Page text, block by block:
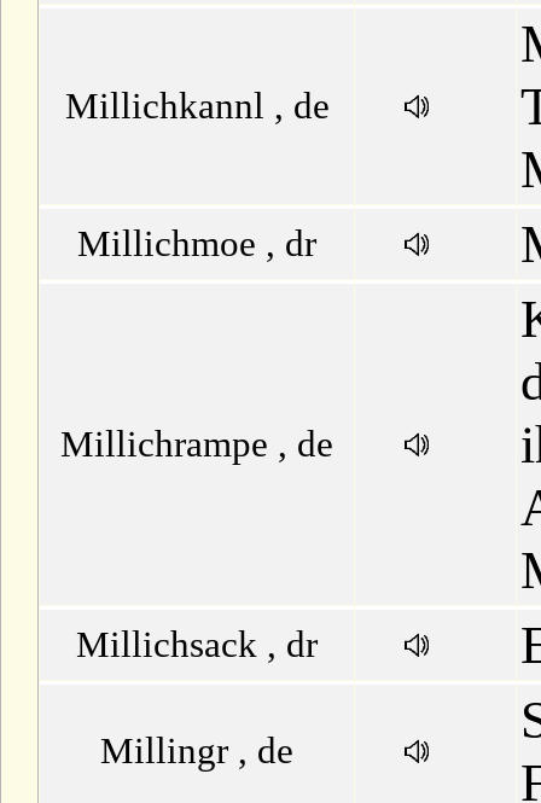
Millichkannl , de
Millichmoe , dr
Millichrampe , de
Millichsack , dr
Millingr , de